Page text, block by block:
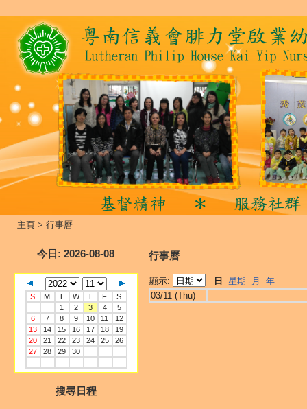
主頁 > 行事曆
今日 : 2026-08-08
S M T W T F
S
1
2 3 4
5
6
7 8 9 10 11
12
13
14 15 16 17 18
19
20
21 22 23 24 25
26
27
28 29 30
搜尋日程
行事曆
顯示: 日 星期 月
年
03/11 (Thu)